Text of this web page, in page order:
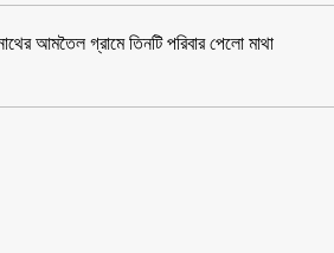
আমতৈল গ্রামে তিনটি পরিবার পেলো মাথা